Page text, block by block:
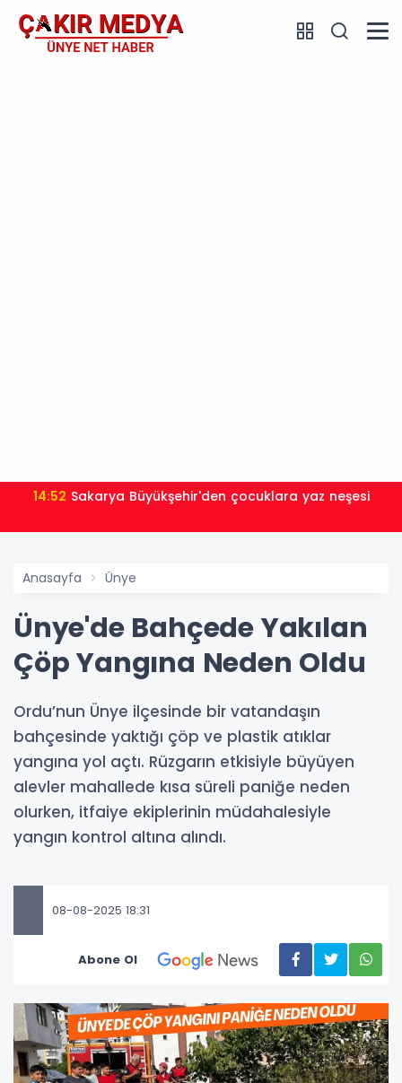
14:52 Sakarya Büyükşehir'den çocuklara yaz neşesi
Anasayfa Ünye
Ünye'de Bahçede Yakılan
Çöp Yangına Neden Oldu
Ordu’nun Ünye ilçesinde bir vatandaşın
bahçesinde yaktığı çöp ve plastik atıklar
yangına yol açtı. Rüzgarın etkisiyle büyüyen
alevler mahallede kısa süreli paniğe neden
olurken, itfaiye ekiplerinin müdahalesiyle
yangın kontrol altına alındı.
08-08-2025 18:31
Abone Ol